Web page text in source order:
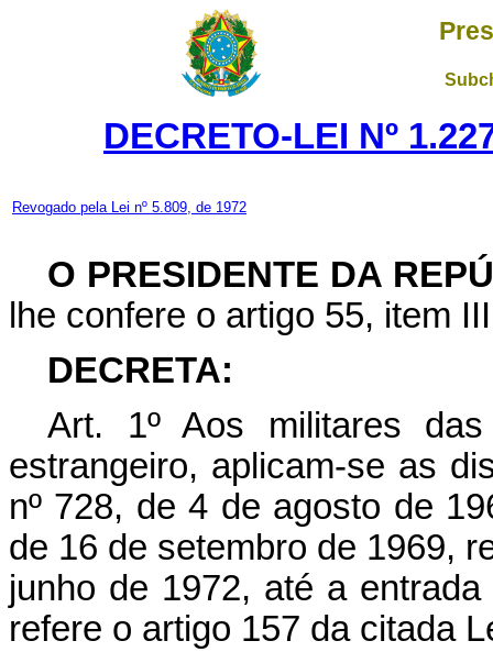
DECRETO-LEI Nº
Revogado pela Lei nº 5.809, de 1972
O PRESIDENTE DA
lhe confere o artigo 55, item
DECRETA:
Art. 1º Aos militares
estrangeiro, aplicam-se as
nº 728, de 4 de agosto de
de 16 de setembro de 1969,
junho de 1972, até a
refere o artigo 157 da citada